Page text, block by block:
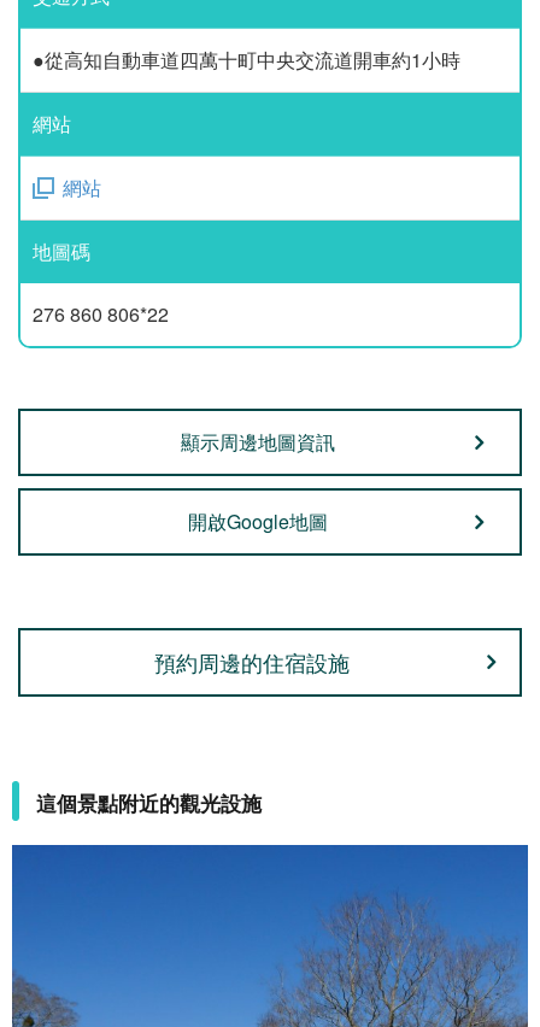
●從高知自動車道四萬十町中央交流道開車約1小時
網站
網站
地圖碼
276 860 806*22
顯示周邊地圖資訊
開啟Google地圖
預約周邊的住宿設施
這個景點附近的觀光設施